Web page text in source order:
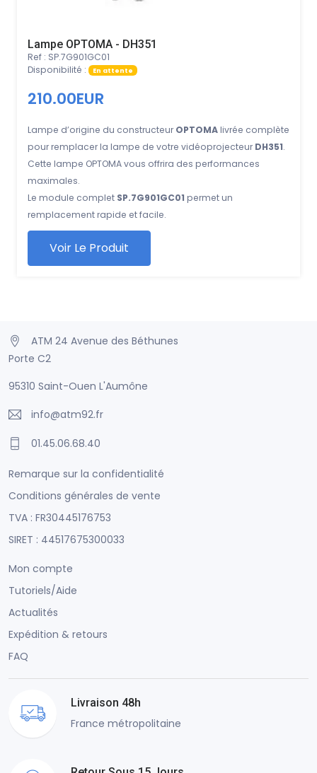
Lampe OPTOMA - DH351
Ref : SP.7G901GC01
Disponibilité :
En attente
210.00EUR
Lampe d’origine du constructeur OPTOMAlivrée complète
pour remplacer la lampe de votre vidéoprojecteur DH351.
Cette lampe OPTOMA vous offrira des performances
maximales.
Le module complet SP.7G901GC01 permet un
remplacement rapide et facile.
Voir Le Produit
ATM 24 Avenue des Béthunes
Porte C2
95310 Saint-Ouen L'Aumône
info@atm92.fr
01.45.06.68.40
Remarque sur la confidentialité
Conditions générales de vente
TVA : FR30445176753
SIRET : 44517675300033
Mon compte
Tutoriels/Aide
Actualités
Expédition & retours
FAQ
Livraison 48h
France métropolitaine